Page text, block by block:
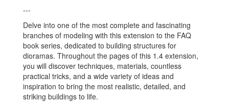
---
Delve into one of the most complete and fascinating
branches of modeling with this extension to the FAQ
book series, dedicated to building structures for
dioramas. Throughout the pages of this 1.4 extension,
you will discover techniques, materials, countless
practical tricks, and a wide variety of ideas and
inspiration to bring the most realistic, detailed, and
striking buildings to life.